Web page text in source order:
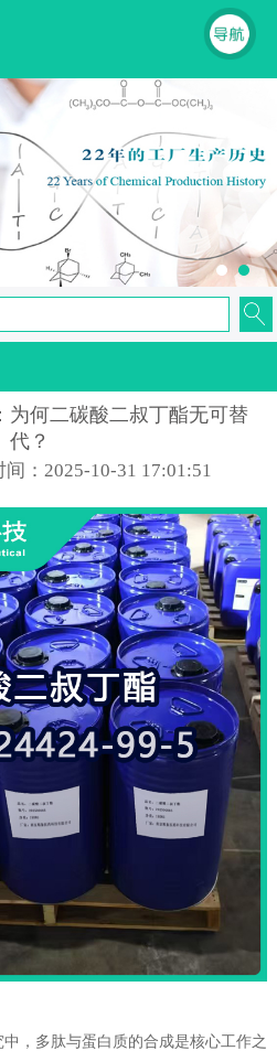
为何二碳酸二叔丁酯无可替
代？
：2025-10-31 17:01:51
，多肽与蛋白质的合成是核心工作之